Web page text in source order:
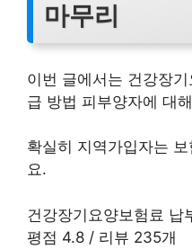
마무리
이번 글에서는 건강장
급 방법 피부양자에 대
확실히 지역가입자는
요.
건강장기요양보험료 납
평점 4.8 / 리뷰 235개